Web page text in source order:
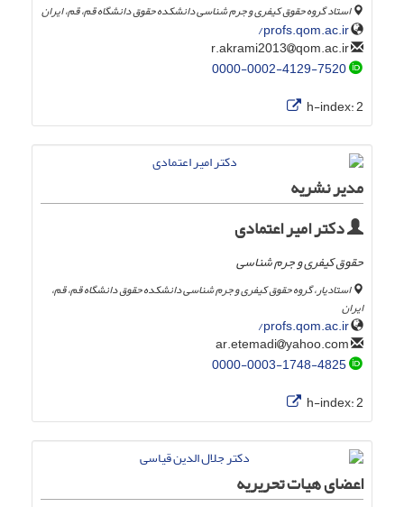
استاد گروه حقوق کیفری و جرم شناسی دانشکده حقوق دانشگاه قم، قم، ایران
profs.qom.ac.ir/
qom.ac.ir
0000-0002-4129-7520
h-index:2
مدیر نشریه
دکتر امیر اعتمادی
حقوق کیفری و جرم شناسی
استادیار، گروه حقوق کیفری و جرم شناسی دانشکده حقوق دانشگاه قم، قم،
ایران
profs.qom.ac.ir/
yahoo.com
0000-0003-1748-4825
h-index:2
اعضای هیات تحریریه